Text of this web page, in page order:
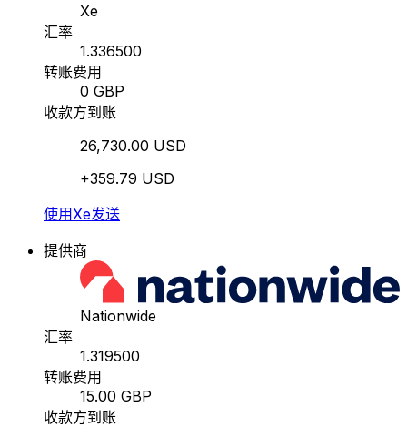
Xe
汇率
1.336500
转账费用
0 GBP
收款方到账
26,730.00 USD
+359.79 USD
使用Xe发送
提供商
Nationwide
汇率
1.319500
转账费用
15.00 GBP
收款方到账